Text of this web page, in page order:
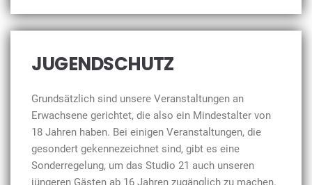
JUGENDSCHUTZ
Grundsätzlich sind unsere Veranstaltungen an
Erwachsene gerichtet, die also ein Mindestalter von
18 Jahren haben. Bei einigen Veranstaltungen, die
gesondert gekennezeichnet sind, gibt es eine
Sonderregelung, um das Studio 21 auch unseren
jüngeren Gästen ab 16 Jahren zugänglich zu machen.